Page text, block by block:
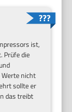
ist,
Prüfe die
Werte nicht
sollte er
das treibt